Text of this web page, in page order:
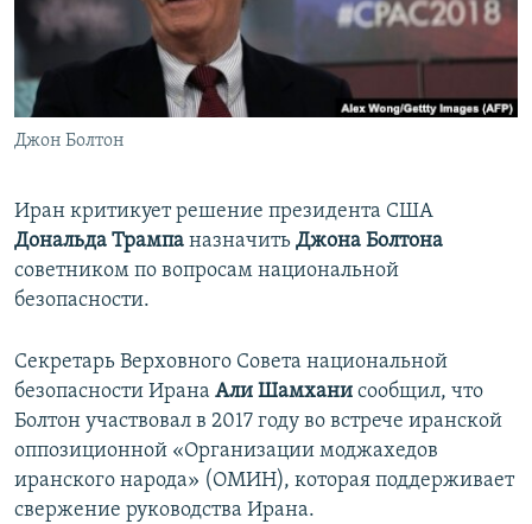
ПОБЕДИТЕЛЕЙ НЕ СУДЯТ?
КРЫМ.НЕПОКОРЕННЫЙ
УКРАИНСКАЯ ПРОБЛЕМА КРЫМА
ПРИСОЕДИНЯЙТЕСЬ!
Джон Болтон
Иран критикует решение президента США
Дональда Трампа назначить Джона Болтона
советником по вопросам национальной
безопасности.
Секретарь Верховного Совета национальной
безопасности Ирана Али Шамхани сообщил, что
Болтон участвовал в 2017 году во встрече иранской
оппозиционной «Организации моджахедов
иранского народа» (ОМИН), которая поддерживает
свержение руководства Ирана.